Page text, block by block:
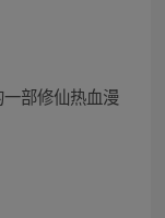
部修仙热血漫